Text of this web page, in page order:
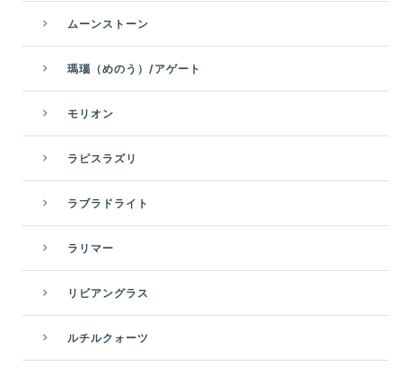
ムーンストーン
瑪瑙（めのう）/アゲート
モリオン
ラピスラズリ
ラブラドライト
ラリマー
リビアングラス
ルチルクォーツ